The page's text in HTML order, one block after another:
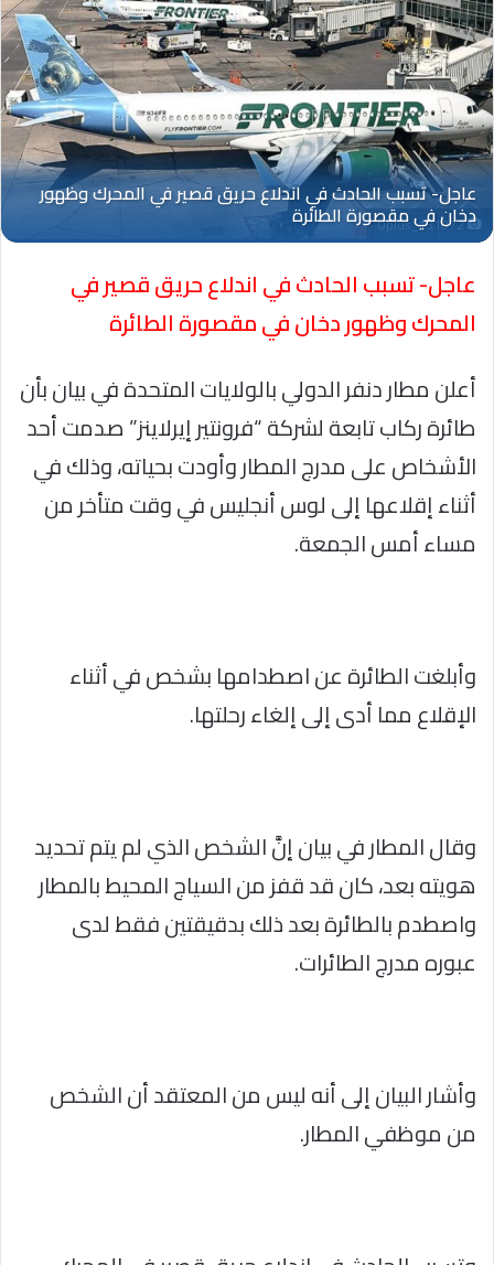
Oplus_131072
عاجل- تسبب الحادث في اندلاع حريق قصير في
المحرك وظهور دخان في مقصورة الطائرة
أعلن مطار دنفر الدولي بالولايات المتحدة في بيان بأن
طائرة ركاب تابعة لشركة “فرونتير إيرلاينز” صدمت أحد
الأشخاص على مدرج المطار وأودت بحياته، وذلك في
أثناء إقلاعها إلى لوس أنجليس في وقت متأخر من
مساء أمس الجمعة.
وأبلغت الطائرة عن اصطدامها بشخص في أثناء
الإقلاع مما أدى إلى إلغاء رحلتها.
وقال المطار في بيان إنَّ الشخص الذي لم يتم تحديد
هويته بعد، كان قد قفز من السياج المحيط بالمطار
واصطدم بالطائرة بعد ذلك بدقيقتين فقط لدى
عبوره مدرج الطائرات.
وأشار البيان إلى أنه ليس من المعتقد أن الشخص
من موظفي المطار.